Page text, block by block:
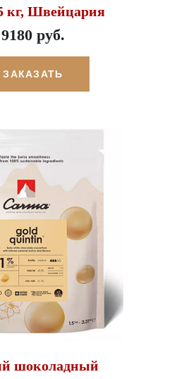
кг, Швейцария
9180 руб.
ЗАКАЗАТЬ
шоколадный